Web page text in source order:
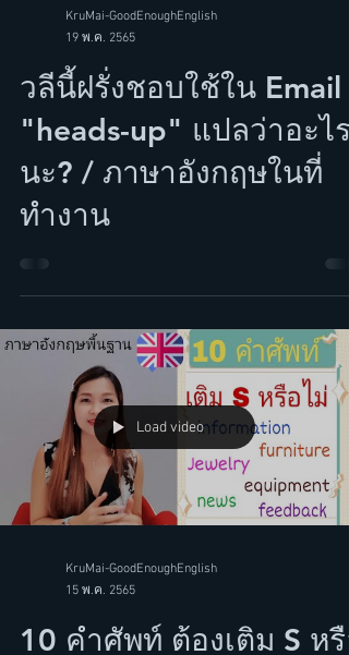
KruMai-GoodEnoughEnglish
19 พ.ค. 2565
วลีนี้ฝรั่งชอบใช้ใน Email
"heads-up" แปลว่าอะไร
ทำงาน
Load video
KruMai-GoodEnoughEnglish